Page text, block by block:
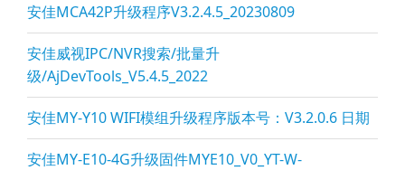
安佳MCA42P升级程序V3.2.4.5_20230809
安佳威视IPC/NVR搜索/批量升
级/AjDevTools_V5.4.5_2022
安佳MY-Y10 WIFI模组升级程序版本号：V3.2.0.6 日期
安佳MY-E10-4G升级固件MYE10_V0_YT-W-